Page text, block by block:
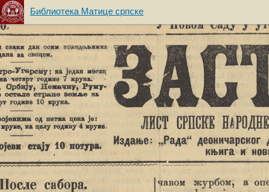
Библиотека Матице српске